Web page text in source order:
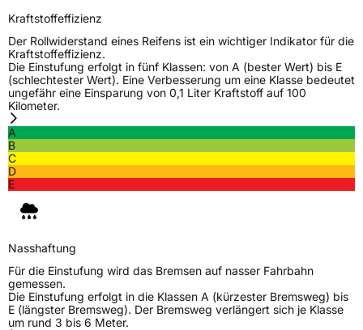
Kraftstoffeffizienz
Der Rollwiderstand eines Reifens ist ein wichtiger Indikator für die
Kraftstoffeffizienz.
Die Einstufung erfolgt in fünf Klassen: von A (bester Wert) bis E
(schlechtester Wert). Eine Verbesserung um eine Klasse bedeutet
ungefähr eine Einsparung von 0,1 Liter Kraftstoff auf 100
Kilometer.
A
B
C
D
E
Nasshaftung
Für die Einstufung wird das Bremsen auf nasser Fahrbahn
gemessen.
Die Einstufung erfolgt in die Klassen A (kürzester Bremsweg) bis
E (längster Bremsweg). Der Bremsweg verlängert sich je Klasse
um rund 3 bis 6 Meter.